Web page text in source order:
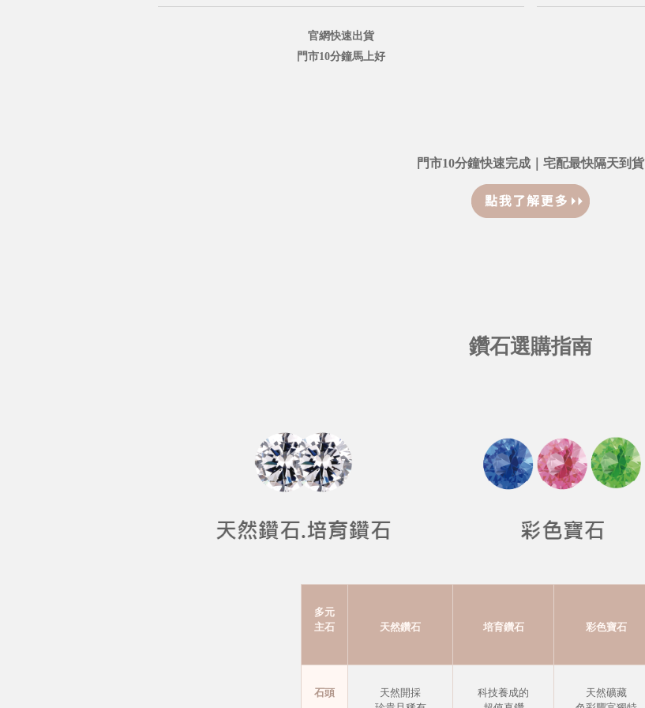
官網快速出貨
門市10分鐘馬上好
門市10分鐘快速完成｜宅配最快隔天到貨
鑽石選購指南
多元
主石
天然鑽石 培育鑽石 彩色寶石
石頭
天然開採
科技養成的
天然礦藏